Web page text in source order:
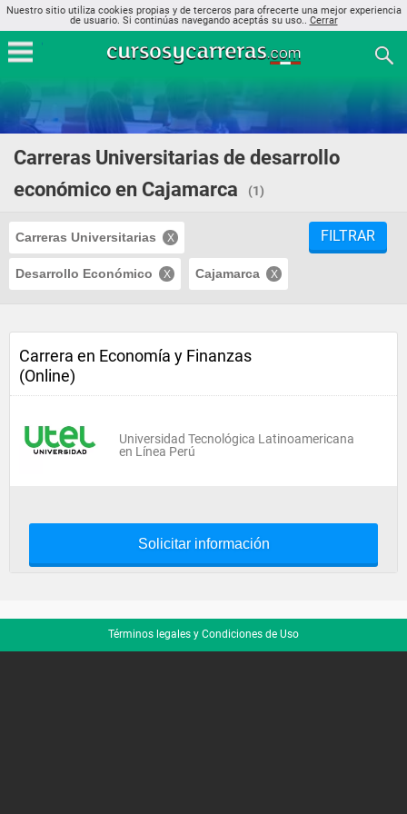
Nuestro sitio utiliza cookies propias y de terceros para ofrecerte una mejor experiencia
de usuario. Si continúas navegando aceptás su uso.. Cerrar
Carreras Universitarias de desarrollo
económico en Cajamarca
(1)
Carreras Universitarias
Desarrollo Económico Cajamarca
FILTRAR
Carrera en Economía y Finanzas
(Online)
Universidad Tecnológica Latinoamericana
en Línea Perú
Solicitar información
Términos legales y Condiciones de Uso